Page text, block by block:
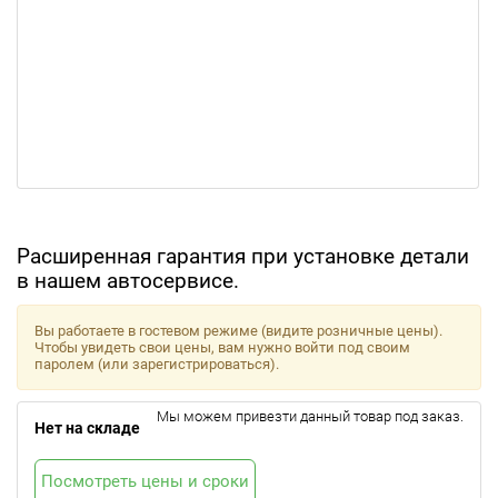
Расширенная гарантия при установке детали
в нашем автосервисе.
Вы работаете в гостевом режиме (видите розничные цены).
Чтобы увидеть свои цены, вам нужно войти под своим
паролем (или зарегистрироваться).
Нет на складе
Мы можем привезти данный товар под заказ.
Посмотреть цены и сроки